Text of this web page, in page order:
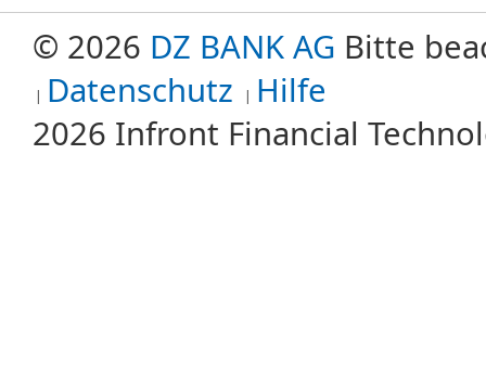
© 2026 DZ BANK AG Bitte
Datenschutz Hilfe
2026 Infront Financial